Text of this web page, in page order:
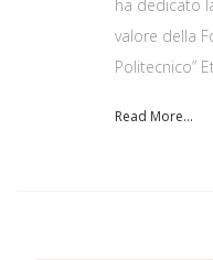
ha dedicato
valore della
Politecnico”
Read More...